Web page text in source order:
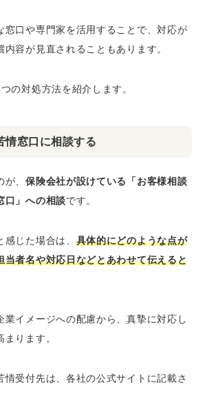
窓口や専門家を活用することで、対応が
容が見直されることもあります。
の対処方法を紹介します。
情窓口に相談する
が、保険会社が設けている「お客様相談
口」への相談です。
じた場合は、 具体的にどのような点が
当者名や対応日などとあわせて伝えると
業イメージへの配慮から、真摯に対応し
ります。
情受付先は、各社の公式サイトに記載さ